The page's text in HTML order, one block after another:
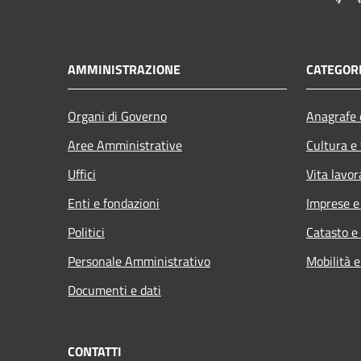
AMMINISTRAZIONE
Organi di Governo
Aree Amministrative
Uffici
Enti e fondazioni
Politici
Personale Amministrativo
Documenti e dati
Cultura
Vita
Imprese
Catasto
Mobilità
CONTATTI